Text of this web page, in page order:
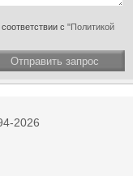
с "Политикой
Отправить запрос
2026